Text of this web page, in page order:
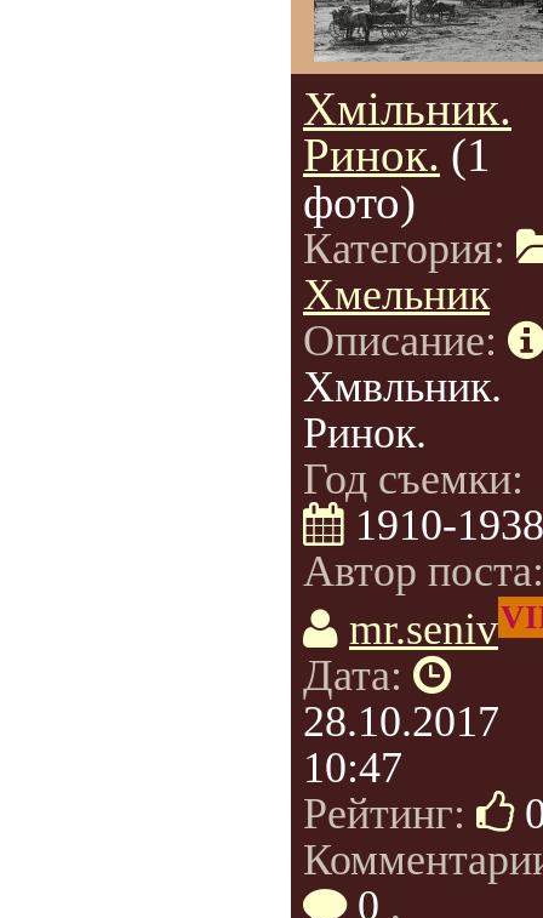
Хмільник.
Ринок. (1
фото)
Категория:
Хмельник
Описание:
Хмвльник.
Ринок.
Год съемки:
1910-1938
Автор поста:
mr.seniv
Дата:
28.10.2017
10:47
Рейтинг:
0 ,